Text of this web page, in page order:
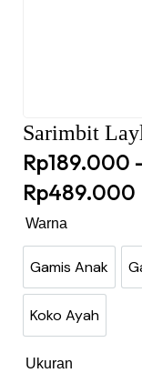
Sarimbit
Rp189.000
Rp489.000
Warna
Gamis Anak
Gamis
Koko Ayah
Koko Ayah
Ukuran